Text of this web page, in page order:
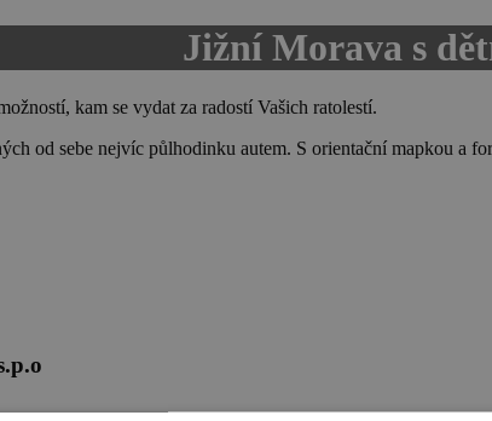
Jižní Morava s
kam se vydat za radostí Vašich ratolestí.
od sebe nejvíc půlhodinku autem. S orientační mapkou a